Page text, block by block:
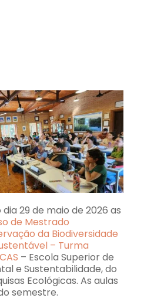
29 de maio de 2026 as
de Mestrado
da Biodiversidade
– Turma
– Escola Superior de
e Sustentabilidade, do
Ecológicas. As aulas
semestre.